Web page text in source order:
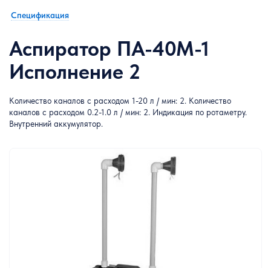
Спецификация
Аспиратор ПА-40М-1
Исполнение 2
Количество каналов с расходом 1-20 л / мин: 2. Количество
каналов с расходом 0.2-1.0 л / мин: 2. Индикация по ротаметру.
Внутренний аккумулятор.